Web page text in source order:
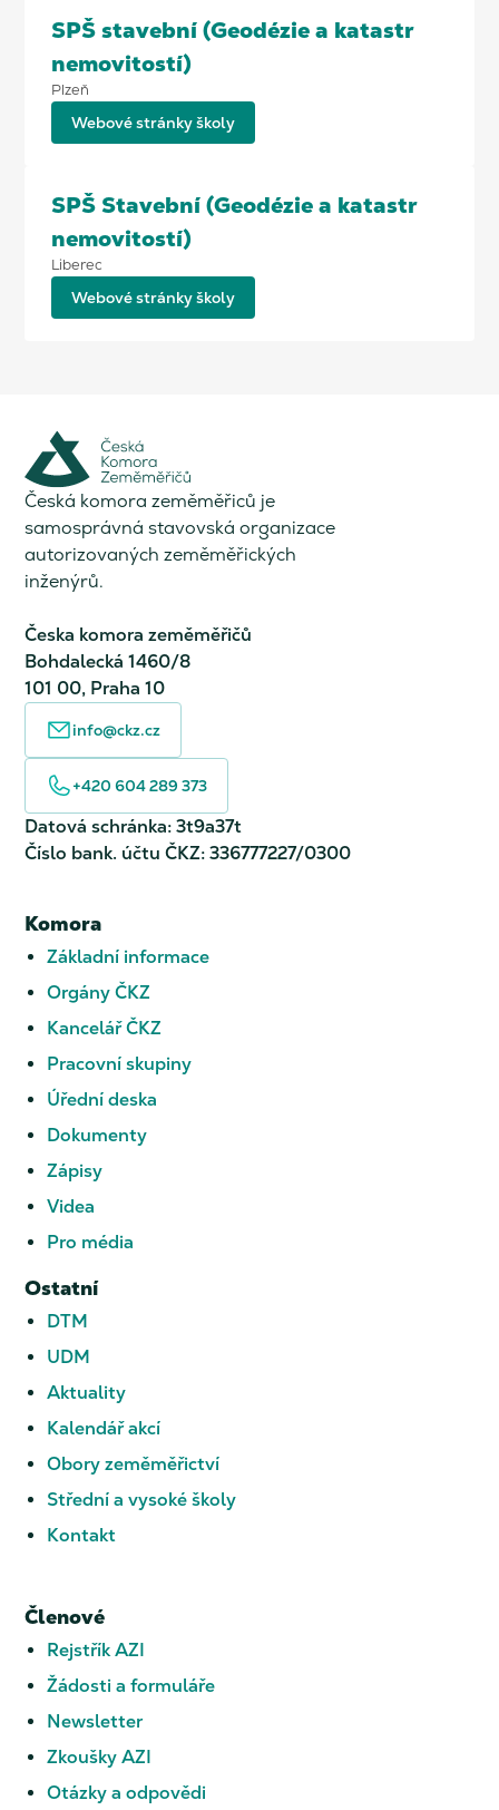
SPŠ stavební (Geodézie a katastr
nemovitostí)
Plzeň
Webové stránky školy
SPŠ Stavební (Geodézie a katastr
nemovitostí)
Liberec
Webové stránky školy
Česká komora zeměměřiců je
samosprávná stavovská organizace
autorizovaných zeměměřických
inženýrů.
Česka komora zeměměřičů
Bohdalecká 1460/8
101 00, Praha 10
info@ckz.cz
+420 604 289 373
Datová schránka: 3t9a37t
Číslo bank. účtu ČKZ: 336777227/0300
Komora
Základní informace
Orgány ČKZ
Kancelář ČKZ
Pracovní skupiny
Úřední deska
Dokumenty
Zápisy
Videa
Pro média
Ostatní
DTM
UDM
Aktuality
Kalendář akcí
Obory zeměměřictví
Střední a vysoké školy
Kontakt
Členové
Rejstřík AZI
Žádosti a formuláře
Newsletter
Zkoušky AZI
Otázky a odpovědi